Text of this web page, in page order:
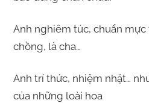
Anh nghiêm túc, chuẩn
chồng, là cha…
Anh trí thức, nhiệm nhặt…
của những loài hoa